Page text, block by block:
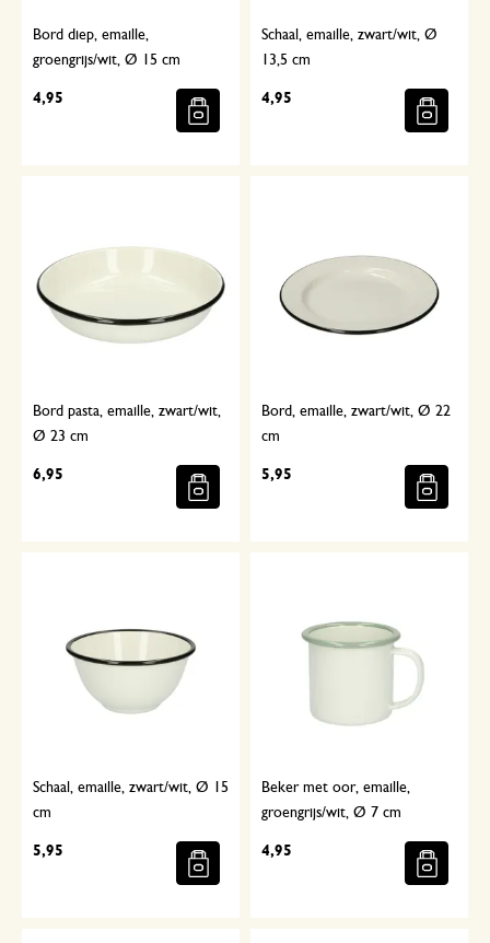
Bord diep, emaille,
groengrijs/wit, Ø 15 cm
4,95
Schaal, emaille, zwart/wit, Ø
13,5 cm
4,95
Bord pasta, emaille, zwart/wit,
Ø 23 cm
6,95
Bord, emaille, zwart/wit, Ø 22
cm
5,95
Schaal, emaille, zwart/wit, Ø 15
cm
5,95
Beker met oor, emaille,
groengrijs/wit, Ø 7 cm
4,95